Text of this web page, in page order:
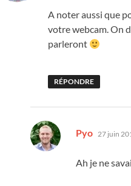
A noter aussi que
votre webcam. On
parleront
RÉPONDRE
Pyo dit :
27 juin
Ah je ne